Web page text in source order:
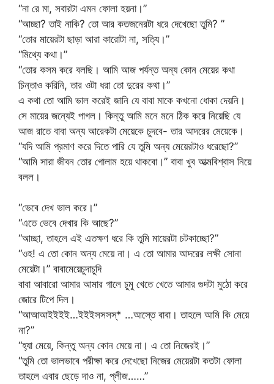
“না রে মা, সবারটা এমন ফোলা হয়না।”
“আচ্ছা? তাই নাকি? তো আর কতজনেরটা ধরে দেখেছো তুমি? ”
“তোর মায়েরটা ছাড়া আরা কারোটা না, সত্যি।”
“মিথ্যে কথা।”
“তোর কসম করে বলছি। আমি আজ পর্যন্ত অন্য কোন মেয়ের কথা
চিন্তাও করিনি, তার ওটা ধরা তো দুরের কথা।”
এ কথা তো আমি ভাল করেই জানি যে বাবা মাকে কখনো ধোকা দেয়নি।
সে মায়ের জন্যেই পাগল। কিন্তু আমি মনে মনে ঠিক করে নিয়েছি যে
আজ রাতে বাবা অন্য আরেকটা মেয়েকে চুদবে- তার আদরের মেয়েকে।
“যদি আমি প্রমাণ করে দিতে পারি যে তুমি অন্য মেয়েরটাও ধরেছো?”
“আমি সারা জীবন তোর গোলাম হয়ে থাকবো।” বাবা খুব আত্মবিশ্বাস নিয়ে
বলল।
“ভেবে দেখ ভাল করে।”
“এতে ভেবে দেখার কি আছে?”
“আচ্ছা, তাহলে এই এতক্ষণ ধরে কি তুমি মায়েরটা চটকাচ্ছো?”
“ওহ! এ তো কোন অন্য মেয়ে না। এ তো আমার আদরের লক্ষী সোনা
মেয়েটা।” বাবামেয়েচুদাচুদি
বাবা আবারো আমার আমার গালে চুমু খেতে খেতে আমার গুদটা মুঠো করে
জোরে টিপে দিল।
“আআআইইইই…ইইইসসসস্* …আস্তে বাবা। তাহলে আমি কি মেয়ে
না?”
“হ্যা মেয়ে, কিন্তু অন্য কোন মেয়ে না। এ তো নিজেরই।”
“তুমি তো ভালভাবে পরীক্ষা করে দেখেছো নিজের মেয়েরটা কতটা ফোলা
তাহলে এবার ছেড়ে দাও না, প্লীজ……”